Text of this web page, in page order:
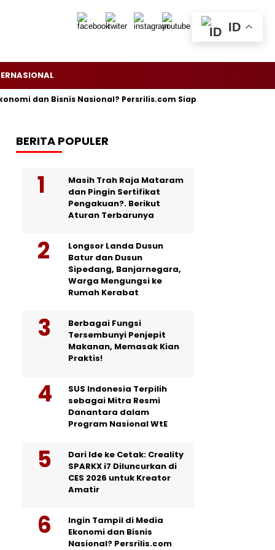
Bisnis Nasional? Persrilis.com Siap Publikasikan Press
BERITA POPULER
Masih Trah Raja Mataram
dan Pingin Sertifikat
Pengakuan?. Berikut
Aturan Terbarunya
Longsor Landa Dusun
Batur dan Dusun
Sipedang, Banjarnegara,
Warga Mengungsi ke
Rumah Kerabat
Berbagai Fungsi
Tersembunyi Penjepit
Makanan, Memasak Kian
Praktis!
SUS Indonesia Terpilih
sebagai Mitra Resmi
Danantara dalam
Program Nasional WtE
Dari Ide ke Cetak: Creality
SPARKX i7 Diluncurkan di
CES 2026 untuk Kreator
Amatir
Ingin Tampil di Media
Ekonomi dan Bisnis
Nasional? Persrilis.com
ID